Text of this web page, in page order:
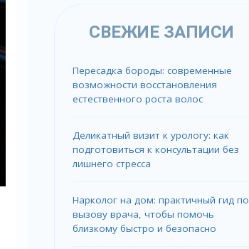
СВЕЖИЕ ЗАПИСИ
Пересадка бороды: современные
возможности восстановления
естественного роста волос
Деликатный визит к урологу: как
подготовиться к консультации без
лишнего стресса
Нарколог на дом: практичный гид по
вызову врача, чтобы помочь
близкому быстро и безопасно